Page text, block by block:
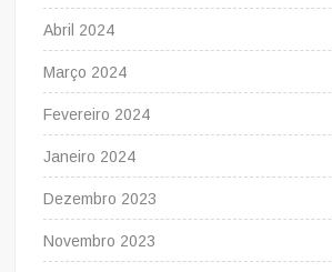
Abril 2024
Março 2024
Fevereiro 2024
Janeiro 2024
Dezembro 2023
Novembro 2023